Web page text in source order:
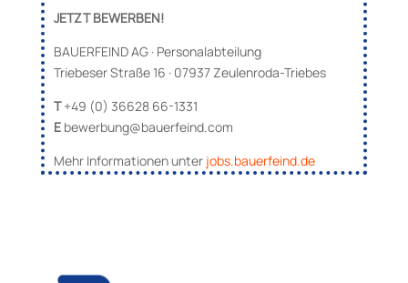
JETZT BEWERBEN!
BAUERFEIND AG · Personalabteilung
Triebeser Straße 16 · 07937 Zeulenroda-Triebes
T+49 (0) 36628 66-1331
E bewerbung@bauerfeind.com
Mehr Informationen unter jobs.bauerfeind.de